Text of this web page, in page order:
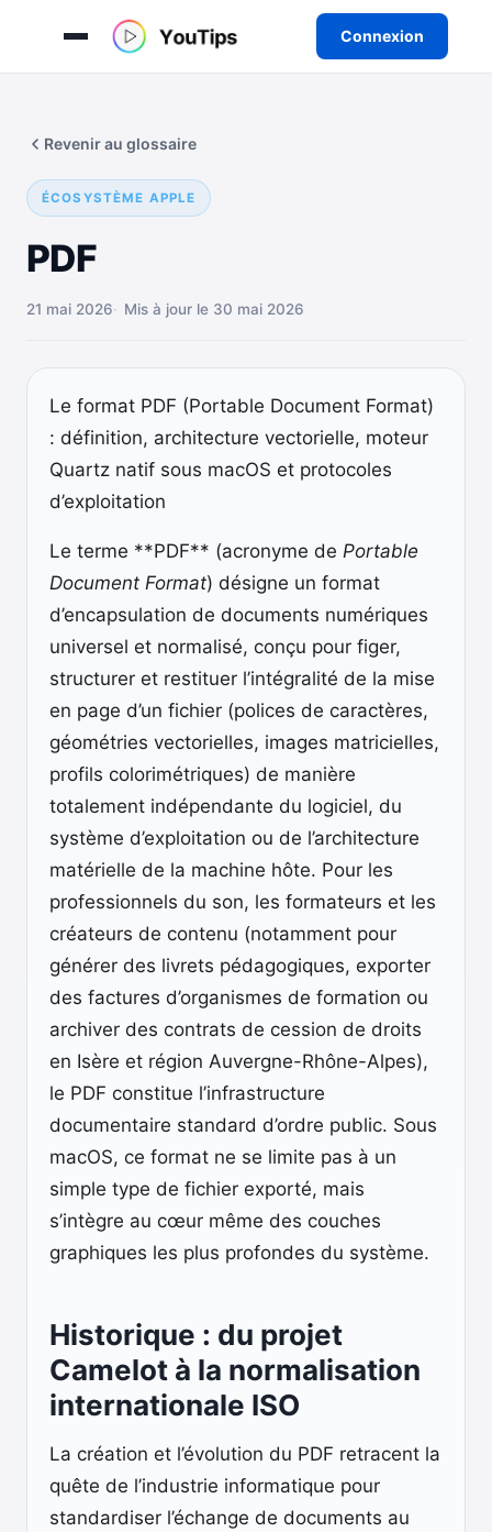
Connexion
contenu
ÉCOSYSTÈME APPLE
PDF
Revenir au glossaire
21 mai 2026 Mis à jour le 30 mai 2026
Le format PDF (Portable Document Format)
: définition, architecture vectorielle, moteur
Quartz natif sous macOS et protocoles
d’exploitation
Le terme **PDF** (acronyme de Portable
Document Format) désigne un format
d’encapsulation de documents numériques
universel et normalisé, conçu pour figer,
structurer et restituer l’intégralité de la mise
en page d’un fichier (polices de caractères,
géométries vectorielles, images matricielles,
profils colorimétriques) de manière
totalement indépendante du logiciel, du
système d’exploitation ou de l’architecture
matérielle de la machine hôte. Pour les
professionnels du son, les formateurs et les
créateurs de contenu (notamment pour
générer des livrets pédagogiques, exporter
des factures d’organismes de formation ou
archiver des contrats de cession de droits
en Isère et région Auvergne-Rhône-Alpes),
le PDF constitue l’infrastructure
documentaire standard d’ordre public. Sous
macOS, ce format ne se limite pas à un
simple type de fichier exporté, mais
s’intègre au cœur même des couches
graphiques les plus profondes du système.
Historique : du projet
Camelot à la normalisation
internationale ISO
La création et l’évolution du PDF retracent la
quête de l’industrie informatique pour
standardiser l’échange de documents au